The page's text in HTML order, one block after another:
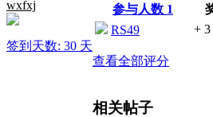
wxfxj
签到天数: 30 天
参与人数 1
RS49
+ 3
查看全部评分
相关帖子